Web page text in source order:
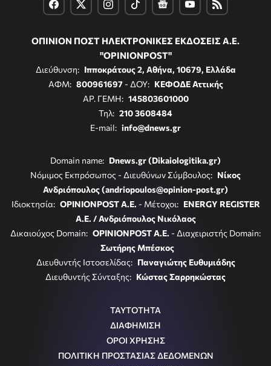
ΟΠΙΝΙΟΝ ΠΟΣΤ ΗΛΕΚΤΡΟΝΙΚΕΣ ΕΚΔΟΣΕΙΣ Α.Ε.
"OPINIONPOST"
Διεύθυνση: Ιπποκράτους 2, Αθήνα, 10679, Ελλάδα
ΑΦΜ: 800961697- ΔΟΥ: ΚΕΦΟΔΕ Αττικής
ΑΡ. ΓΕΜΗ: 145803601000
Τηλ: 210 3608484
E-mail: info@dnews.gr
Domain name: Dnews.gr (Dikaiologitika.gr)
Νόμιμος Εκπρόσωπος - Διευθύνων Σύμβουλος: Νίκος
Ανδριόπουλος (andriopoulos@opinion-post.gr)
Ιδιοκτησία: OPINIONPOST A.E. - Μέτοχοι: ENERGY REGISTER
Α.Ε. / Ανδριόπουλος Νικόλαος
Δικαιούχος Domain: OPINIONPOST A.E. - Διαχειριστής Domain:
Σωτήρης Μπέσκος
Διευθυντής Ιστοσελίδας: Παναγιώτης Ευθυμιάδης
Διευθυντής Σύνταξης: Κώστας Σαρρηκώστας
ΤΑΥΤΟΤΗΤΑ
ΔΙΑΦΗΜΙΣΗ
ΟΡΟΙ ΧΡΗΣΗΣ
ΠΟΛΙΤΙΚΗ ΠΡΟΣΤΑΣΙΑΣ ΔΕΔΟΜΕΝΩΝ